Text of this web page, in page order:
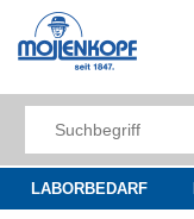
LABORBEDARF